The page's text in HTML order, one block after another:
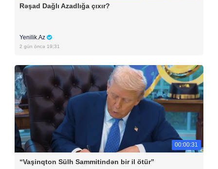
Rəşad Dağlı Azadlığa çıxır?
Yenilik.Az
2 gün öncə 19:31
00:00:31
“Vaşinqton Sülh Sammitindən bir il ötür”